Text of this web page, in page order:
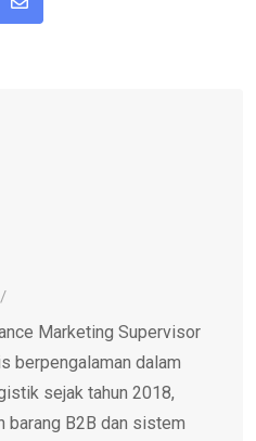
Share
Marketing Supervisor
berpengalaman dalam
sejak tahun 2018,
barang B2B dan sistem